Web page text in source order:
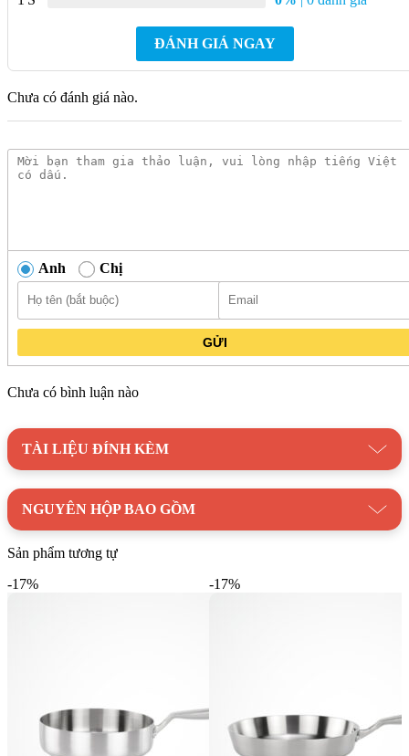
khác nhau như chén, đĩa, muỗng, đũa, giúp bạn sắp xếp
chúng một cách gọn gàng và khoa học.
Khay úp chén MDD-14028 được chế tạo từ nhựa cao cấp đảm bảo bền
phép bạn dễ dàng điều chỉnh hướng của khay để phù hợp với
cách bố trí không gian bếp và thuận tiện hơn khi lấy hoặc cất
giữ đồ dùng. Sản phẩm có nguồn gốc từ Trung Quốc theo bản
quyền của thương hiệu Malloca.
Kim Quốc Tiếnhân hạnh mang đến sản phẩm khay úp chén
MDD-14028 tiện lợi này cho căn bếp của bạn. Để biết thêm
hệ số điện thoại 0898888516.
Danh mục:Trang chủ
ĐÁNH GIÁ NGAY
Chưa có đánh giá nào.
Anh Chị
GỬI
Chưa có bình luận nào
TÀI LIỆU ĐÍNH KÈM
NGUYÊN HỘP BAO GỒM
Sản phẩm tương tự
-17%
-17%